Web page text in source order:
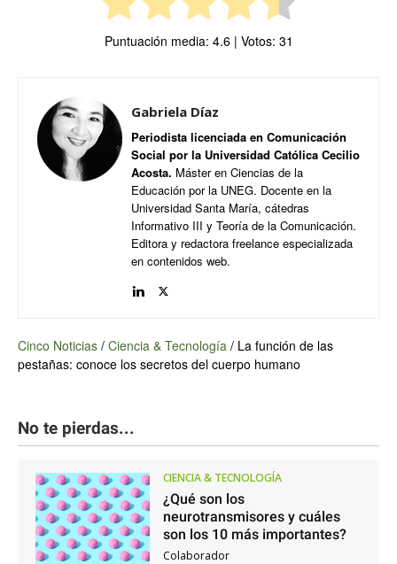
Puntuación media: 4.6| Votos: 31
Gabriela Díaz
Periodista licenciada en Comunicación
Social por la Universidad Católica Cecilio
Acosta. Máster en Ciencias de la
Educación por la UNEG. Docente en la
Universidad Santa María, cátedras
Informativo III y Teoría de la Comunicación.
Editora y redactora freelance especializada
en contenidos web.
Cinco Noticias / Ciencia & Tecnología / La función de las
pestañas: conoce los secretos del cuerpo humano
No te pierdas...
CIENCIA & TECNOLOGÍA
¿Qué son los
neurotransmisores y cuáles
son los 10 más importantes?
Colaborador